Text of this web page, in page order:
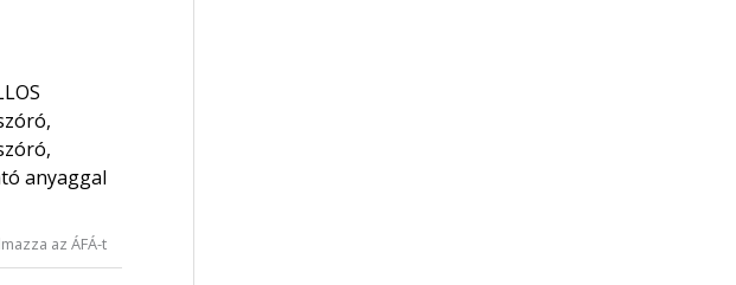
anyaggal
az ÁFÁ-t